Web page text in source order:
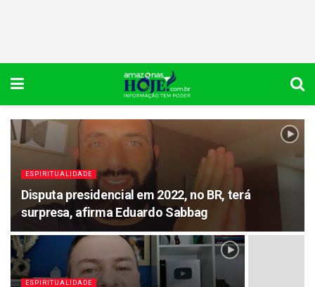
ESPIRITUALIDADE
Disputa presidencial em 2022, no BR, terá
surpresa, afirma Eduardo Sabbag
ESPIRITUALIDADE